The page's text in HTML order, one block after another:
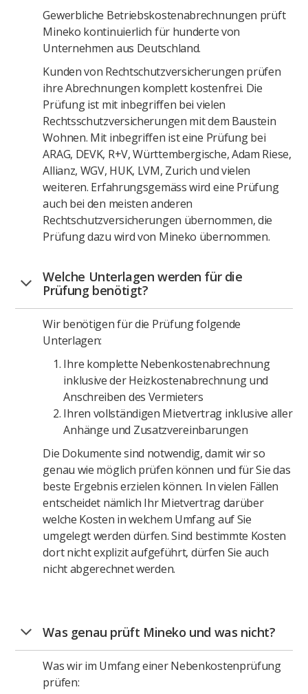
Gewerbliche Betriebskostenabrechnungen prüft
Mineko kontinuierlich für hunderte von
Unternehmen aus Deutschland.
Kunden von Rechtschutzversicherungen prüfen
ihre Abrechnungen komplett kostenfrei. Die
Prüfung ist mit inbegriffen bei vielen
Rechtsschutzversicherungen mit dem Baustein
Wohnen. Mit inbegriffen ist eine Prüfung bei
ARAG, DEVK, R+V, Württembergische, Adam Riese,
Allianz, WGV, HUK, LVM, Zurich und vielen
weiteren. Erfahrungsgemäss wird eine Prüfung
auch bei den meisten anderen
Rechtschutzversicherungen übernommen, die
Prüfung dazu wird von Mineko übernommen.
Welche Unterlagen werden für die
Prüfung benötigt?
Wir benötigen für die Prüfung folgende
Unterlagen:
Ihre komplette Nebenkostenabrechnung
inklusive der Heizkostenabrechnung und
Anschreiben des Vermieters
Ihren vollständigen Mietvertrag inklusive aller
Anhänge und Zusatzvereinbarungen
Die Dokumente sind notwendig, damit wir so
genau wie möglich prüfen können und für Sie das
beste Ergebnis erzielen können. In vielen Fällen
entscheidet nämlich Ihr Mietvertrag darüber
welche Kosten in welchem Umfang auf Sie
umgelegt werden dürfen. Sind bestimmte Kosten
dort nicht explizit aufgeführt, dürfen Sie auch
nicht abgerechnet werden.
Was genau prüft Mineko und was nicht?
Was wir im Umfang einer Nebenkostenprüfung
prüfen: